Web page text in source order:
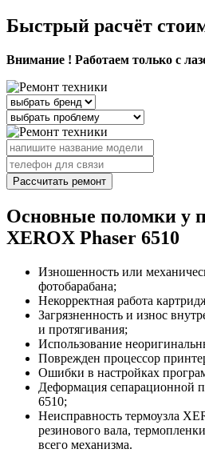
Быстрый расчёт
Внимание ! Работаем только с
Рассчитать ремонт
Основные поломки у
XEROX Phaser 6510
Изношенность или
фотобарабана;
Некорректная работа
Загрязненность и износ
и протягивания;
Использование
Поврежден процессор
Ошибки в настройках
Деформация сепарационной
6510;
Неисправность термоузла
резинового вала,
всего механизма.